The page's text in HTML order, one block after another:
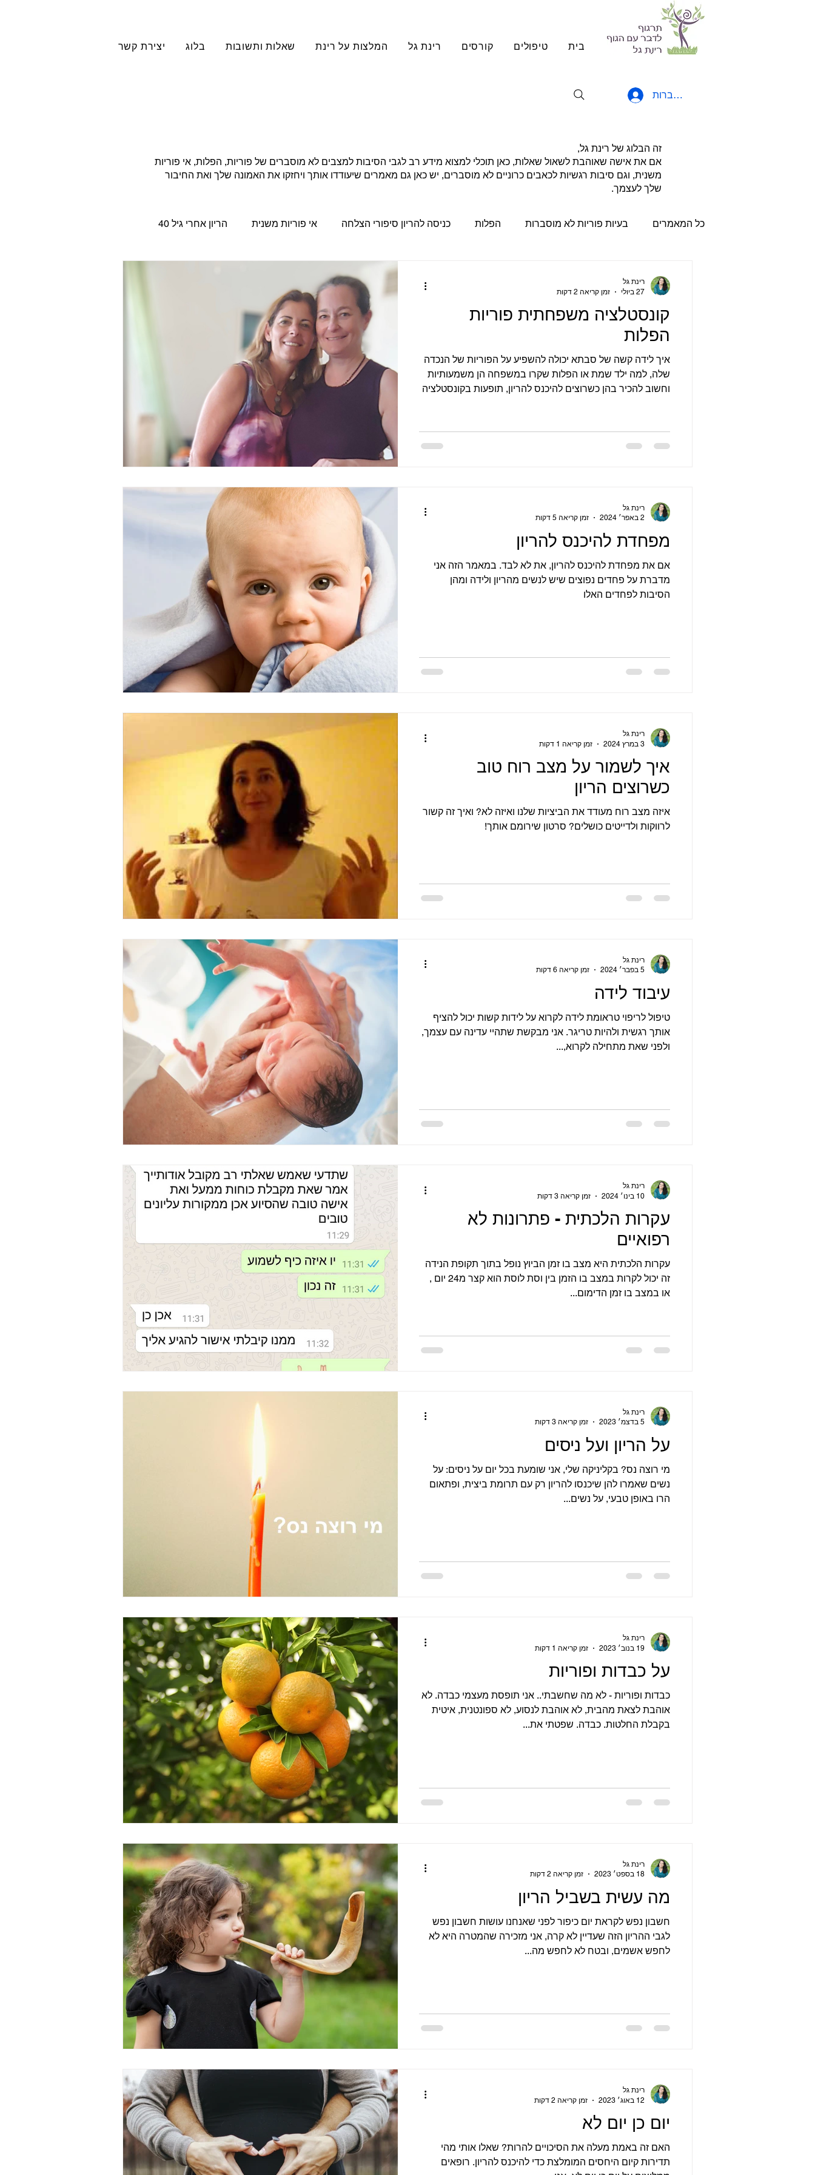
בית טיפולים קורסים רינת גל המלצות על רינת שאלות ותשובות בלוג יצירת קשר
להתחברות
זה הבלוג של רינת גל,
אם את אישה שאוהבת לשאול שאלות, כאן תוכלי למצוא מידע רב לגבי הסיבות למצבים לא מוסברים של פוריות, הפלות, אי פוריות
משנית, וגם סיבות רגשיות לכאבים כרוניים לא מוסברים, יש כאן גם מאמרים שיעודדו אותך ויחזקו את האמונה שלך ואת החיבור
שלך לעצמך.
כל המאמרים בעיות פוריות לא מוסברות הפלות כניסה להריון סיפורי הצלחה אי פוריות משנית הריון אחרי גיל 40
פוריות טבעית סדנאות
קונסטלציה משפחתית פוריות
הפלות
איך לידה קשה של סבתא יכולה להשפיע על הפוריות של הנכדה
שלה, למה ילד שמת או הפלות שקרו במשפחה הן משמעותיות
וחשוב להכיר בהן כשרוצים להיכנס להריון, תופעות בקונסטלציה
ובגוף אחרי הרבה אכזבות, עם רינת גל ומירב שרייבר
רינת גל
27 ביולי
זמן קריאה 2 דקות
מפחדת להיכנס להריון
אם את מפחדת להיכנס להריון, את לא לבד. במאמר הזה אני
מדברת על פחדים נפוצים שיש לנשים מהריון ולידה ומהן
הסיבות לפחדים האלו
רינת גל
2 באפר׳ 2024
זמן קריאה 5 דקות
איך לשמור על מצב רוח טוב
כשרוצים הריון
איזה מצב רוח מעודד את הביציות שלנו ואיזה לא? ואיך זה קשור
לרווקות ולדייטים כושלים? סרטון שירומם אותך!
רינת גל
3 במרץ 2024
זמן קריאה 1 דקות
עיבוד לידה
טיפול לריפוי טראומת לידה לקרוא על לידות קשות יכול להציף
אותך רגשית ולהיות טריגר. אני מבקשת שתהיי עדינה עם עצמך,
ולפני שאת מתחילה לקרוא,...
רינת גל
5 בפבר׳ 2024
זמן קריאה 6 דקות
עקרות הלכתית - פתרונות לא
רפואיים
עקרות הלכתית היא מצב בו זמן הביוץ נופל בתוך תקופת הנידה
זה יכול לקרות במצב בו הזמן בין וסת לוסת הוא קצר מ24 יום ,
או במצב בו זמן הדימום...
רינת גל
10 בינו׳ 2024
זמן קריאה 3 דקות
על הריון ועל ניסים
מי רוצה נס? בקליניקה שלי, אני שומעת בכל יום על ניסים: על
נשים שאמרו להן שיכנסו להריון רק עם תרומת ביצית, ופתאום
הרו באופן טבעי, על נשים...
רינת גל
5 בדצמ׳ 2023
זמן קריאה 3 דקות
על כבדות ופוריות
כבדות ופוריות - לא מה שחשבתי.. אני תופסת מעצמי כבדה. לא
אוהבת לצאת מהבית, לא אוהבת לנסוע, לא ספונטנית, איטית
בקבלת החלטות. כבדה. שפטתי את...
רינת גל
19 בנוב׳ 2023
זמן קריאה 1 דקות
מה עשית בשביל הריון
חשבון נפש לקראת יום כיפור לפני שאנחנו עושות חשבון נפש
לגבי ההריון הזה שעדיין לא קרה, אני מזכירה שהמטרה היא לא
לחפש אשמים, ובטח לא לחפש מה...
רינת גל
18 בספט׳ 2023
זמן קריאה 2 דקות
יום כן יום לא
האם זה באמת מעלה את הסיכויים להרות? שאלו אותי מהי
תדירות קיום היחסים המומלצת כדי להיכנס להריון. רופאים
רינת גל
12 באוג׳ 2023
זמן קריאה 2 דקות